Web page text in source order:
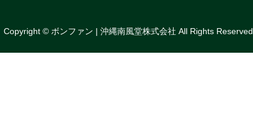
Copyright © ボンファン | 沖縄南風堂株式会社 All Rights Reserved.